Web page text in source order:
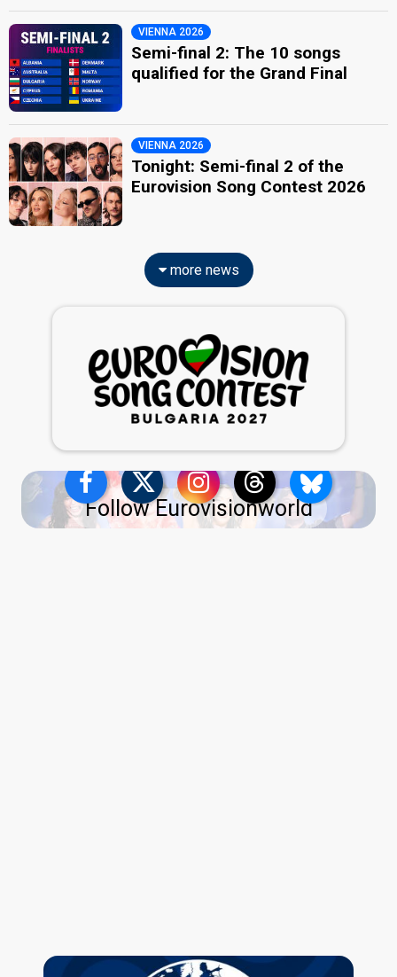
VIENNA 2026
Semi-final 2: The 10 songs
qualified for the Grand Final
VIENNA 2026
Tonight: Semi-final 2 of the
Eurovision Song Contest 2026
more news
Follow Eurovisionworld